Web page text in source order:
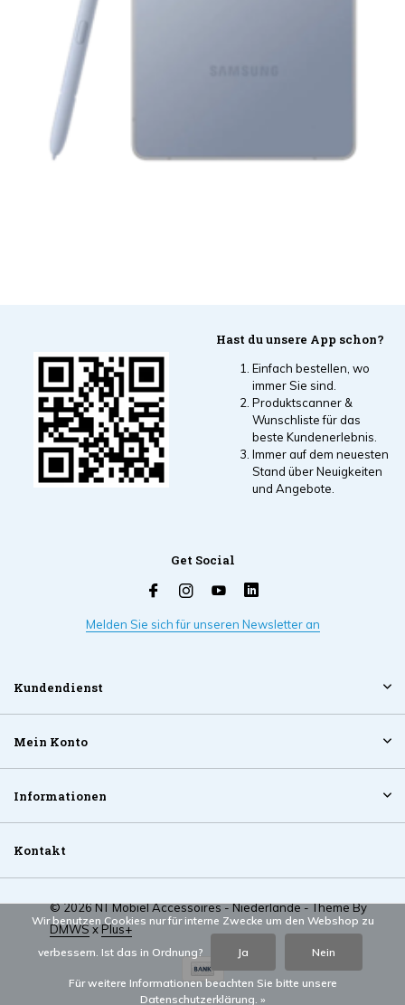
Hast du unsere App schon?
Einfach bestellen, wo
immer Sie sind.
Produktscanner &
Wunschliste für das
beste Kundenerlebnis.
Immer auf dem neuesten
Stand über Neuigkeiten
und Angebote.
Get Social
Melden Sie sich für unseren Newsletter an
Kundendienst
Mein Konto
Informationen
Kontakt
© 2026 NT Mobiel Accessoires - Niederlande - Theme By
DMWSxPlus+
Wir benutzen Cookies nur für interne Zwecke um den Webshop zu
verbessern. Ist das in Ordnung? Ja Nein
Für weitere Informationen beachten Sie bitte unsere
Datenschutzerklärung. »